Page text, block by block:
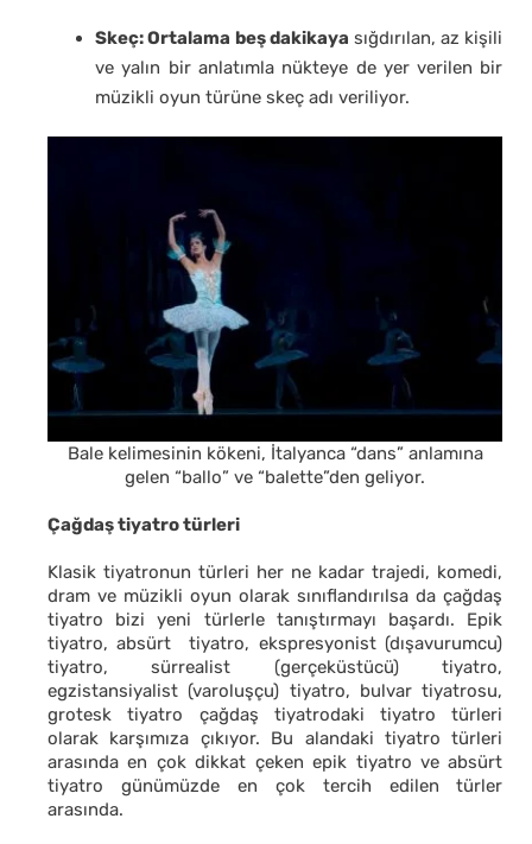
Skeç:Ortalama beş dakikaya sığdırılan, az kişili
ve yalın bir anlatımla nükteye de yer verilen bir
müzikli oyun türüne skeç adı veriliyor.
Bale kelimesinin kökeni, İtalyanca “dans” anlamına
gelen “ballo” ve “balette”den geliyor.
Çağdaş tiyatro türleri
Klasik tiyatronun türleri her ne kadar trajedi, komedi,
dram ve müzikli oyun olarak sınıflandırılsa da çağdaş
tiyatro bizi yeni türlerle tanıştırmayı başardı. Epik
tiyatro, absürt tiyatro, ekspresyonist (dışavurumcu)
tiyatro, sürrealist (gerçeküstücü) tiyatro,
egzistansiyalist (varoluşçu) tiyatro, bulvar tiyatrosu,
grotesk tiyatro çağdaş tiyatrodaki tiyatro türleri
olarak karşımıza çıkıyor. Bu alandaki tiyatro türleri
arasında en çok dikkat çeken epik tiyatro ve absürt
tiyatro günümüzde en çok tercih edilen türler
arasında.